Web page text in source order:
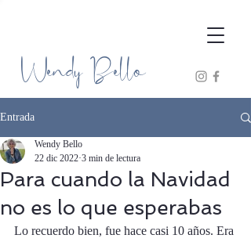
Wendy Bello
Entrada
Para cuando la Navidad
no es lo que esperabas
Wendy Bello
22 dic 2022 3 min de lectura
Lo recuerdo bien, fue hace casi 10 años. Era